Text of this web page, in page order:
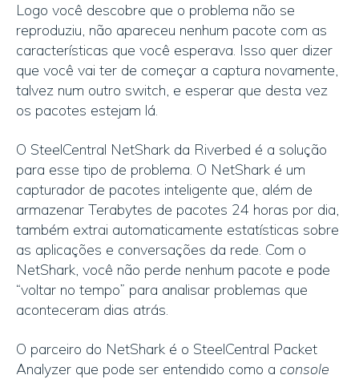
Logo você descobre que o problema não se
reproduziu, não apareceu nenhum pacote com as
características que você esperava. Isso quer dizer
que você vai ter de começar a captura novamente,
talvez num outro switch, e esperar que desta vez
os pacotes estejam lá.
O SteelCentral NetShark da Riverbed é a solução
para esse tipo de problema. O NetShark é um
capturador de pacotes inteligente que, além de
armazenar Terabytes de pacotes 24 horas por dia,
também extrai automaticamente estatísticas sobre
as aplicações e conversações da rede. Com o
NetShark, você não perde nenhum pacote e pode
“voltar no tempo” para analisar problemas que
aconteceram dias atrás.
O parceiro do NetShark é o SteelCentral Packet
Analyzer que pode ser entendido como a console